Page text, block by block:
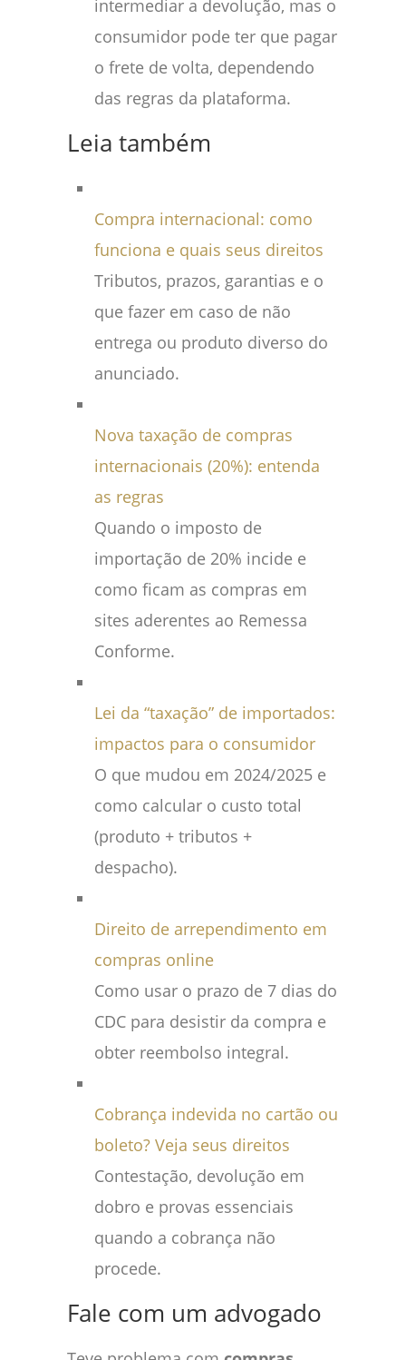
intermediar a devolução, mas o
consumidor pode ter que pagar
o frete de volta, dependendo
das regras da plataforma.
Leia também
Compra internacional: como
funciona e quais seus direitos
Tributos, prazos, garantias e o
que fazer em caso de não
entrega ou produto diverso do
anunciado.
Nova taxação de compras
internacionais (20%): entenda
as regras
Quando o imposto de
importação de 20% incide e
como ficam as compras em
sites aderentes ao Remessa
Conforme.
Lei da “taxação” de importados:
impactos para o consumidor
O que mudou em 2024/2025 e
como calcular o custo total
(produto + tributos +
despacho).
Direito de arrependimento em
compras online
Como usar o prazo de 7 dias do
CDC para desistir da compra e
obter reembolso integral.
Cobrança indevida no cartão ou
boleto? Veja seus direitos
Contestação, devolução em
dobro e provas essenciais
quando a cobrança não
procede.
Fale com um advogado